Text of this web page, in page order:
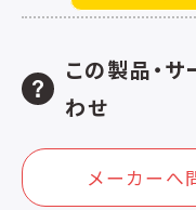
この製品・
わせ
メーカーへ